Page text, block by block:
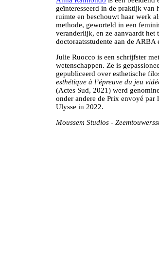
geïnteresseerd in de praktijk van
ruimte en beschouwt haar werk
methode, geworteld in een
veranderlijk, en ze aanvaardt
doctoraatsstudente aan de ARBA
Julie Ruocco is een schrijfster
wetenschappen. Ze is
gepubliceerd over esthetische
esthétique à l’épreuve du jeu
(Actes Sud, 2021) werd
onder andere de Prix envoyé par
Ulysse in 2022.
Moussem Studios -